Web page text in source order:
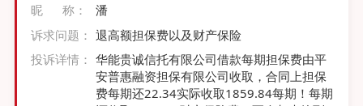
昵 称：
潘
诉求问题： 退高额担保费以及财产保险
投诉详情： 华能贵诚信托有限公司借款每期担保费由平
安普惠融资担保有限公司收取，合同上担保
费每期还22.34实际收取1859.84每期！每期